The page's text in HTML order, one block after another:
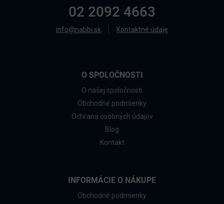
02 2092 4663
info@nabbi.sk Kontaktné údaje
O SPOLOČNOSTI
O našej spoločnosti
Obchodné podmienky
Ochrana osobných údajov
Blog
Kontakt
INFORMÁCIE O NÁKUPE
Obchodné podmienky